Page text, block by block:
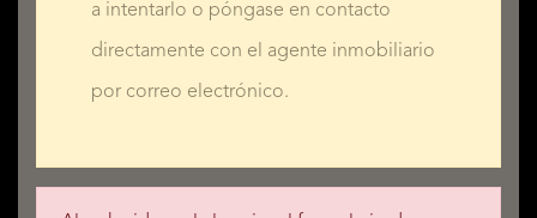
a intentarlo o póngase en contacto
directamente con el agente inmobiliario
por correo electrónico.